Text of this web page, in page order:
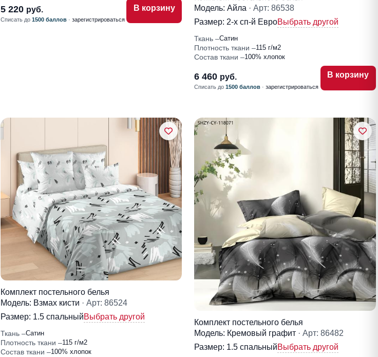
5 220 руб.
Списать до 1500 баллов· зарегистрироваться
В корзину
Модель: Айла · Арт: 86538
Размер: 2-x сп-й ЕвроВыбрать другой
Ткань Сатин
Плотность ткани 115 г/м2
Состав ткани 100% хлопок
6 460 руб.
Списать до1500 баллов ·зарегистрироваться
В корзину
Комплект постельного белья
Модель: Взмах кисти · Арт: 86524
Размер: 1.5 спальныйВыбрать другой
Ткань Сатин
Плотность ткани 115 г/м2
Состав ткани 100% хлопок
Комплект постельного белья
Модель: Кремовый графит · Арт: 86482
Размер: 1.5 спальныйВыбрать другой